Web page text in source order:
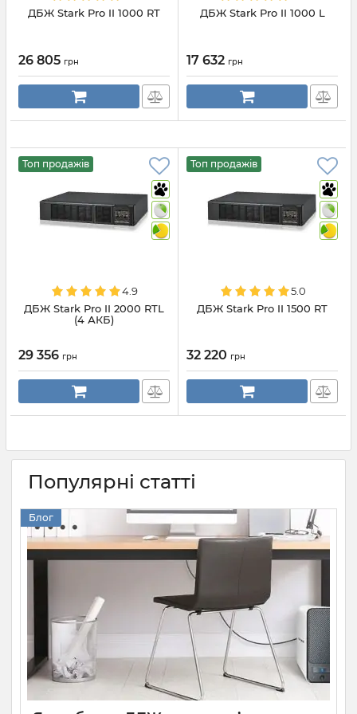
ДБЖ Stark Pro II 1000 RT
26 805 грн
ДБЖ Stark Pro II 1000 L
17 632 грн
Топ продажів
4.9
ДБЖ Stark Pro II 2000 RTL
(4 АКБ)
29 356 грн
Топ продажів
5.0
ДБЖ Stark Pro II 1500 RT
32 220 грн
Популярні статті
Блог